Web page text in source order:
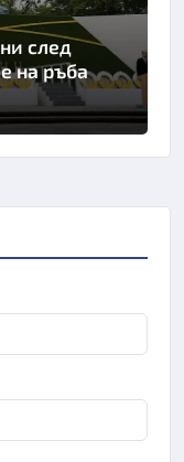
след
на ръба